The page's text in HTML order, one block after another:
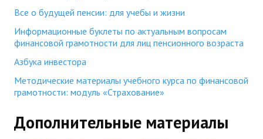
Все о будущей пенсии: для учебы и жизни
Информационные буклеты по актуальным вопросам
финансовой грамотности для лиц пенсионного возраста
Азбука инвестора
Методические материалы учебного курса по финансовой
грамотности: модуль «Страхование»
Дополнительные материалы